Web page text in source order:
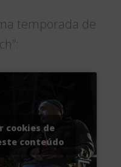
temporada de
cookies de
conteúdo